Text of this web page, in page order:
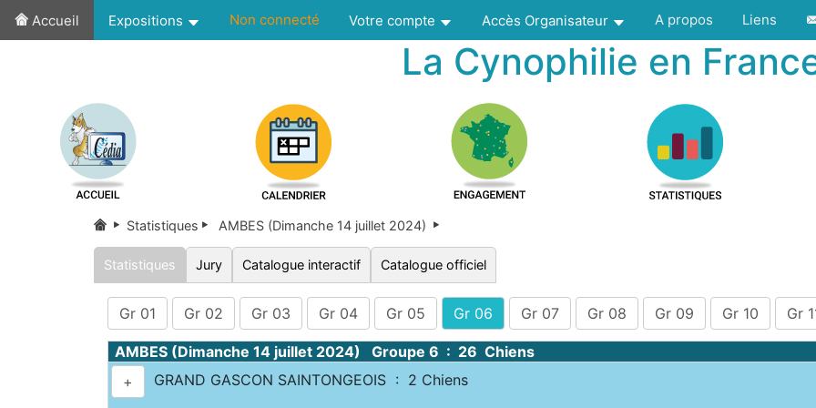
Accueil Expositions Non connecté Votre compte Accès Organisateur A propos Liens
La Cynophilie en
Statistiques AMBES (Dimanche 14 juillet 2024)
Statistiques Jury Catalogue interactif Catalogue officiel
Gr 01 Gr 02 Gr 03 Gr 04 Gr 05 Gr 06 Gr 07 Gr 08 Gr 09 Gr 10 Gr
AMBES (Dimanche 14 juillet 2024) Groupe 6 : 26 Chiens
+
GRAND GASCON SAINTONGEOIS : 2 Chiens